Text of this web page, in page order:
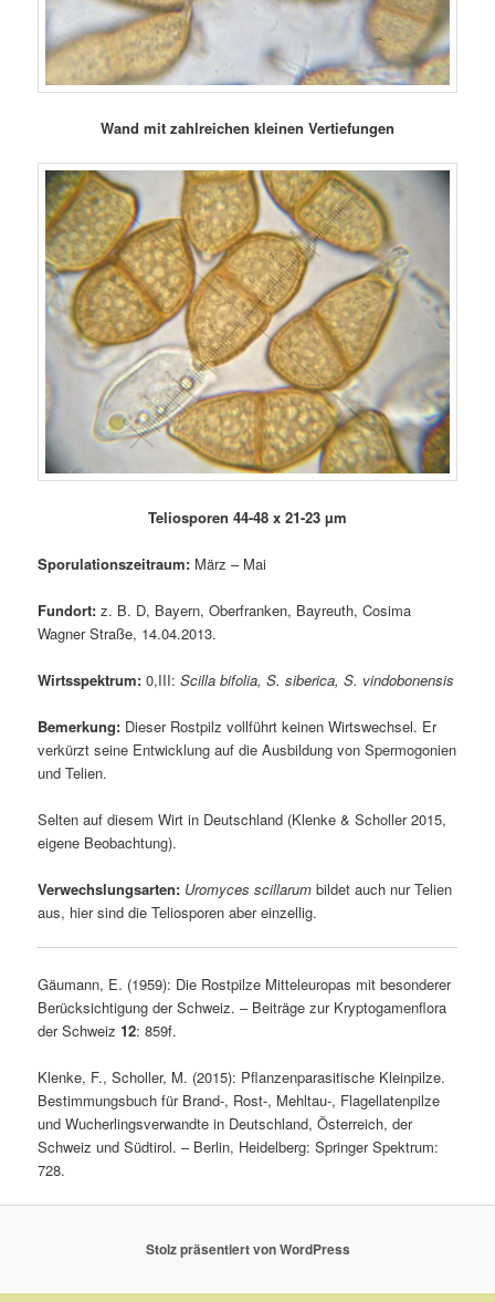
Wand mit zahlreichen kleinen Vertiefungen
Teliosporen 44-48 x 21-23 µm
Sporulationszeitraum: März – Mai
Fundort:z. B. D, Bayern, Oberfranken, Bayreuth, Cosima
Wagner Straße, 14.04.2013.
Wirtsspektrum:0,III: Scilla bifolia, S. siberica, S. vindobonensis
Bemerkung: Dieser Rostpilz vollführt keinen Wirtswechsel. Er
verkürzt seine Entwicklung auf die Ausbildung von Spermogonien
und Telien.
Selten auf diesem Wirt in Deutschland (Klenke & Scholler 2015,
eigene Beobachtung).
Verwechslungsarten: Uromyces scillarum bildet auch nur Telien
aus, hier sind die Teliosporen aber einzellig.
Gäumann, E. (1959): Die Rostpilze Mitteleuropas mit besonderer
Berücksichtigung der Schweiz. – Beiträge zur Kryptogamenflora
der Schweiz12: 859f.
Klenke, F., Scholler, M. (2015): Pflanzenparasitische Kleinpilze.
Bestimmungsbuch für Brand-, Rost-, Mehltau-, Flagellatenpilze
und Wucherlingsverwandte in Deutschland, Österreich, der
Schweiz und Südtirol. – Berlin, Heidelberg: Springer Spektrum:
728.
Stolz präsentiert von WordPress